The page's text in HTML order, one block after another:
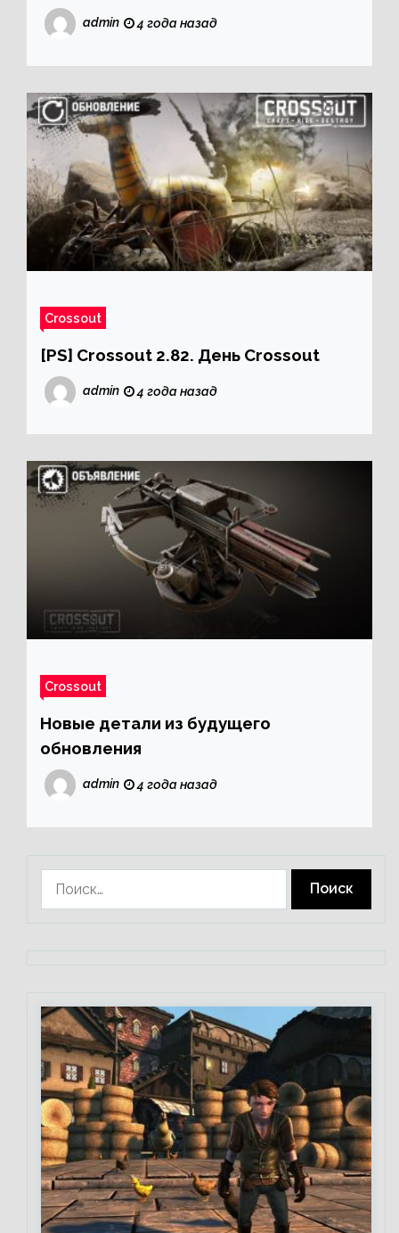
admin 4 года назад
Crossout
[PS] Crossout 2.82. День Crossout
admin 4 года назад
Crossout
Новые детали из будущего
обновления
admin 4 года назад